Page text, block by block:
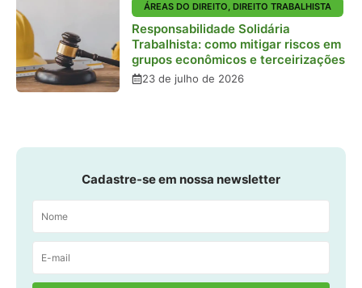
ÁREAS DO DIREITO, DIREITO TRABALHISTA
Responsabilidade Solidária
Trabalhista: como mitigar riscos em
grupos econômicos e terceirizações
23 de julho de 2026
Cadastre-se em nossa newsletter